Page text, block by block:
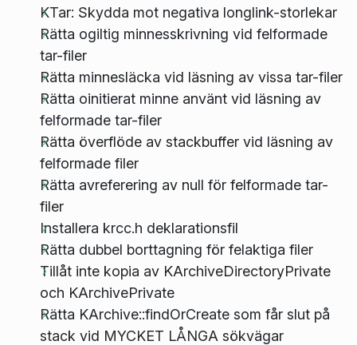
KTar: Skydda mot negativa longlink-storlekar
Rätta ogiltig minnesskrivning vid felformade
tar-filer
Rätta minnesläcka vid läsning av vissa tar-filer
Rätta oinitierat minne använt vid läsning av
felformade tar-filer
Rätta överflöde av stackbuffer vid läsning av
felformade filer
Rätta avreferering av null för felformade tar-
filer
Installera krcc.h deklarationsfil
Rätta dubbel borttagning för felaktiga filer
Tillåt inte kopia av KArchiveDirectoryPrivate
och KArchivePrivate
Rätta KArchive::findOrCreate som får slut på
stack vid MYCKET LÅNGA sökvägar